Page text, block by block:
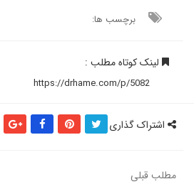
برچسب ها:
لینک کوتاه مطلب :
اشتراک گذاری
مطلب قبلی